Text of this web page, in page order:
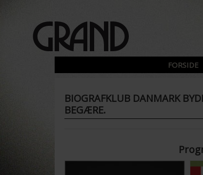
FORSIDE
BIOGRAFKLUB DANMARK
BEGÆRE.